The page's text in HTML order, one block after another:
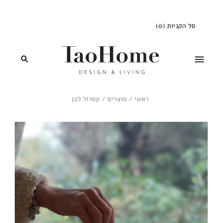
סל הקניות (
0
)
ראשי / מוצרים / קסרול לבן